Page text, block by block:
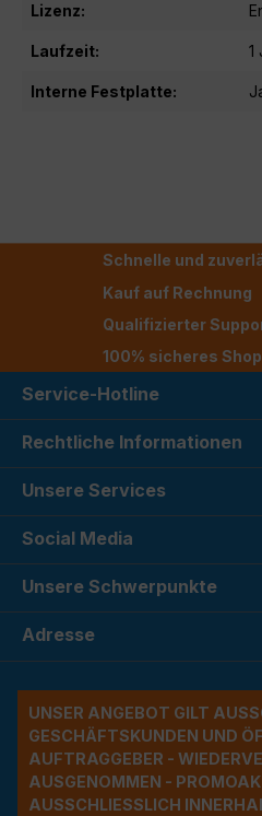
Lizenz:
Laufzeit: 1
Interne Festplatte:
Schnelle und
Kauf auf Rechnung
Qualifizierter
100% sicheres
Service-Hotline
Rechtliche Informationen
Unsere Services
Social Media
Unsere Schwerpunkte
Adresse
UNSER ANGEBOT GILT
ESCHÄFTSKUNDEN UND
UFTRAGGEBER -
USGENOMMEN -
USSCHLIESSLICH INNERHALB